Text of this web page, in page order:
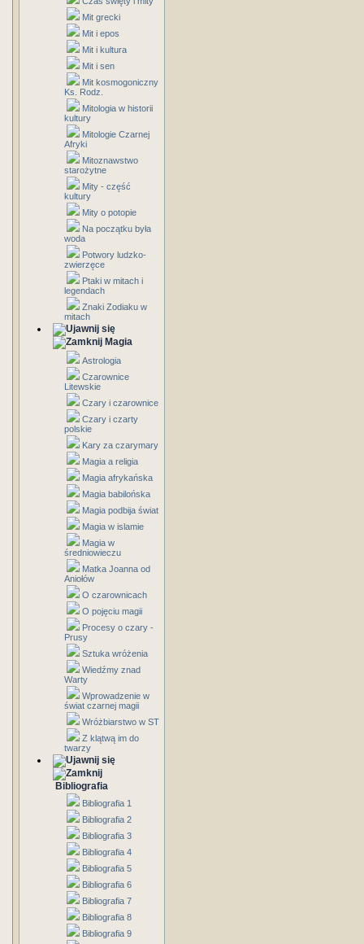
Mit grecki
Mit i epos
Mit i kultura
Mit i sen
Mit kosmogoniczny
Ks. Rodz.
Mitologia w historii
kultury
Mitologie Czarnej
Afryki
Mitoznawstwo
starożytne
Mity - część
kultury
Mity o potopie
Na początku była
woda
Potwory ludzko-
zwierzęce
Ptaki w mitach i
legendach
Znaki Zodiaku w
mitach
Magia
Astrologia
Czarownice
Litewskie
Czary i czarownice
Czary i czarty
polskie
Kary za czarymary
Magia a religia
Magia afrykańska
Magia babilońska
Magia podbija świat
Magia w islamie
Magia w
średniowieczu
Matka Joanna od
Aniołów
O czarownicach
O pojęciu magii
Procesy o czary -
Prusy
Sztuka wróżenia
Wiedźmy znad
Warty
Wprowadzenie w
świat czarnej magii
Wróżbiarstwo w ST
Z klątwą im do
twarzy
Bibliografia
Bibliografia 1
Bibliografia 2
Bibliografia 3
Bibliografia 4
Bibliografia 5
Bibliografia 6
Bibliografia 7
Bibliografia 8
Bibliografia 9